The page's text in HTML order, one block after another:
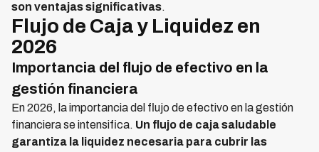
son ventajas significativas.
Flujo de Caja y Liquidez en
2026
Importancia del flujo de efectivo en la
gestión financiera
En 2026, la importancia del flujo de efectivo en la gestión
financiera se intensifica. Un flujo de caja saludable
garantiza la liquidez necesaria para cubrir las